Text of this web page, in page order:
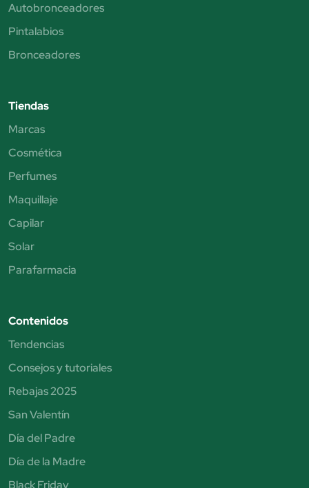
Autobronceadores
Pintalabios
Bronceadores
Tiendas
Marcas
Cosmética
Perfumes
Maquillaje
Capilar
Solar
Parafarmacia
Contenidos
Tendencias
Consejos y tutoriales
Rebajas 2025
San Valentín
Día del Padre
Día de la Madre
Black Friday